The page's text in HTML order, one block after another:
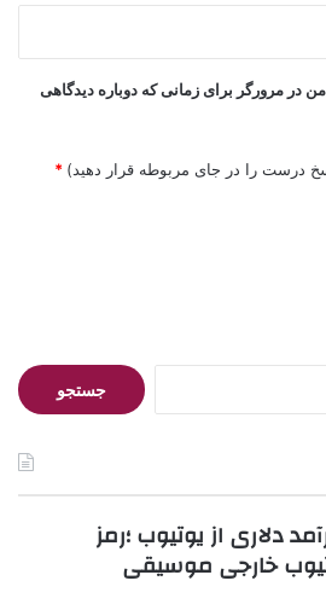
در مرورگر برای زمانی که دوباره دیدگاهی
درست را در جای مربوطه قرار دهید) *
جستجو
برای:
دلاری از یوتیوب ؛رمز
خارجی موسیقی